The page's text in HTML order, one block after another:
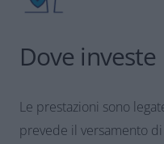
Dove investe​
Le prestazioni sono
prevede il versamento